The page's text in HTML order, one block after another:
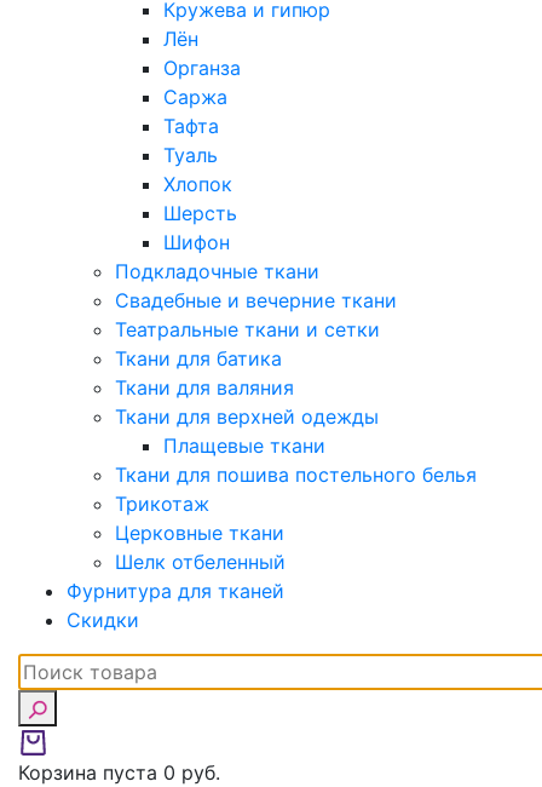
Кружева и гипюр
Лён
Органза
Саржа
Тафта
Туаль
Хлопок
Шерсть
Шифон
Подкладочные ткани
Свадебные и вечерние ткани
Театральные ткани и сетки
Ткани для батика
Ткани для валяния
Ткани для верхней одежды
Плащевые ткани
Ткани для пошива постельного белья
Трикотаж
Церковные ткани
Шелк отбеленный
Фурнитура для тканей
Скидки
Корзина пуста 0 руб.